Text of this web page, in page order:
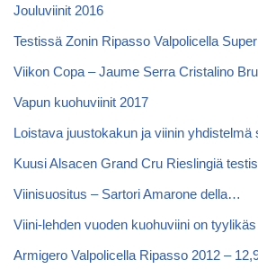
Jouluviinit 2016
Testissä Zonin Ripasso Valpolicella
Viikon Copa – Jaume Serra Cristalino
Vapun kuohuviinit 2017
Loistava juustokakun ja viinin
Kuusi Alsacen Grand Cru Rieslingiä
Viinisuositus – Sartori Amarone della…
Viini-lehden vuoden kuohuviini on
Armigero Valpolicella Ripasso 2012 –